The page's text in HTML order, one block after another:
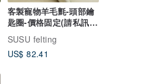
客製寵物羊毛氈-頭部鑰
匙圈-價格固定(請私訊提
SUSU felting
US$ 82.41